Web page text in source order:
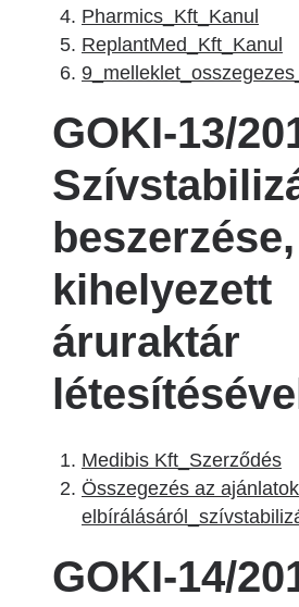
Pharmics_Kft_Kanul
ReplantMed_Kft_Kanul
GOKI-13/
beszerzése,
kihelyezett
áruraktár
Medibis Kft_Szerződés
Összegezés az ajánlatok
GOKI-14/